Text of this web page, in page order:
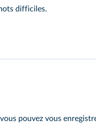
difficiles.
pouvez vous